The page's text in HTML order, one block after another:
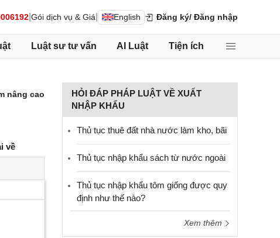
Gói dịch vụ & Giá English Đăng ký/ Đăng nhập
Luật sư tư vấn AI Luật Tiện ích
nâng cao
về
HỎI ĐÁP PHÁP LUẬT VỀ XUẤT
NHẬP KHẨU
Thủ tục thuê đất nhà nước làm kho, bãi
Thủ tục nhập khẩu sách từ nước ngoài
Thủ tục nhập khẩu tôm giống được quy
định như thế nào?
Xem thêm